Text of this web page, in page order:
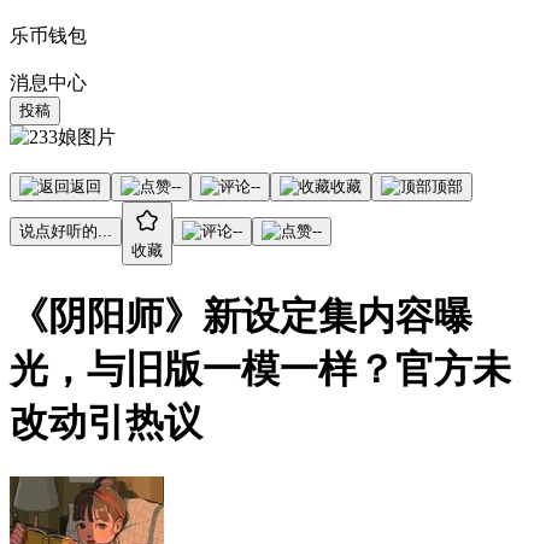
乐币钱包
消息中心
投稿
返回 -- -- 收藏 顶部
说点好听的...
收藏
-- --
《阴阳师》新设定集内容曝
光，与旧版一模一样？官方未
改动引热议